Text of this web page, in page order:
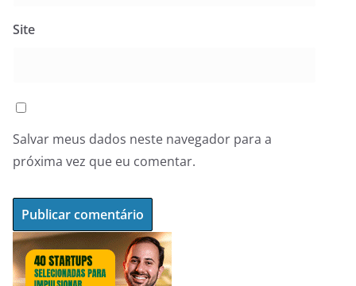
Site
Salvar meus dados neste navegador para a
próxima vez que eu comentar.